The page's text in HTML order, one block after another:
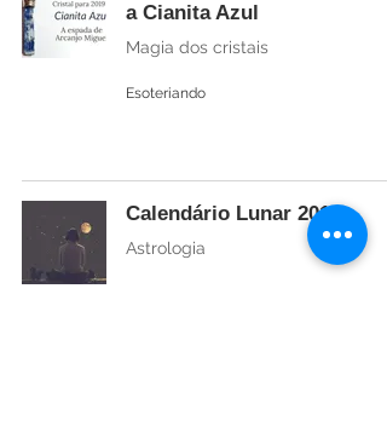
a Cianita Azul
Magia dos cristais
Esoteriando
Calendário Lunar 2019
Astrologia